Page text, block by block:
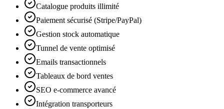
Catalogue produits illimité
Paiement sécurisé (Stripe/PayPal)
Gestion stock automatique
Tunnel de vente optimisé
Emails transactionnels
Tableaux de bord ventes
SEO e-commerce avancé
Intégration transporteurs